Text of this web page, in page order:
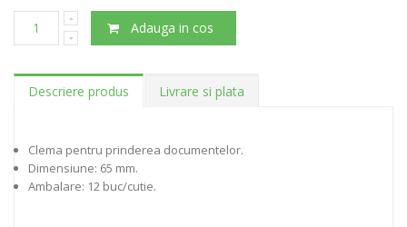
Adauga in cos
Descriere produs Livrare si plata
Clema pentru prinderea documentelor.
Dimensiune: 65 mm.
Ambalare: 12 buc/cutie.